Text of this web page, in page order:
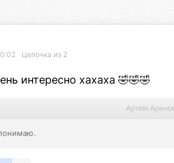
Цепочка из 2
интересно хахаха 🤣🤣🤣
Артем